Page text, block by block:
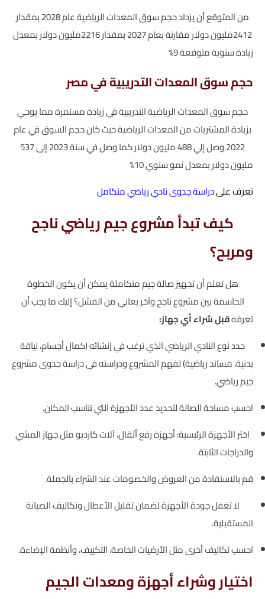
من المتوقع أن يزداد حجم سوق المعدات الرياضية عام 2028 بمقدار
2412مليون دولار مقارنة بعام 2027 بمقدار 2216مليون دولار بمعدل
زيادة سنوية متوقعة 9%
حجم سوق المعدات التدريبية في مصر
حجم سوق المعدات الرياضية التدريبية في زيادة مستمرة مما يوحي
بزيادة المشتريات من المعدات الرياضية حيث كان حجم السوق في عام
2022 وصل إلي 488 مليون دولار كما وصل في سنة 2023 إلى 537
مليون دولار بمعدل نمو سنوي 10%
تعرف علىدراسة جدوى نادي رياضي متكامل
كيف تبدأ مشروع جيم رياضي ناجح
ومربح؟
هل تعلم أن تجهيز صالة جيم متكاملة يمكن أن يكون الخطوة
الحاسمة بين مشروع ناجح وآخر يعاني من الفشل؟ إليك ما يجب أن
تعرفهقبل شراء أي جهاز:
حدد نوع النادي الرياضي الذي ترغب في إنشائه (كمال أجسام، لياقة
بدنية، مساند رياضية) لفهم المشروع ودراسته في دراسة جدوى مشروع
جيم رياضي.
احسب مساحة الصالة لتحديد عدد الأجهزة التي تناسب المكان.
اختر الأجهزة الرئيسية: أجهزة رفع أثقال، آلات كارديو مثل جهاز المشي
والدراجات الثابتة.
قم بالاستفادة من العروض والخصومات عند الشراء بالجملة.
لا تغفل جودة الأجهزة لضمان تقليل الأعطال وتكاليف الصيانة
المستقبلية.
احسب تكاليف أخرى مثل الأرضيات الخاصة، التكييف، وأنظمة الإضاءة.
اختيار وشراء أجهزة ومعدات الجيم